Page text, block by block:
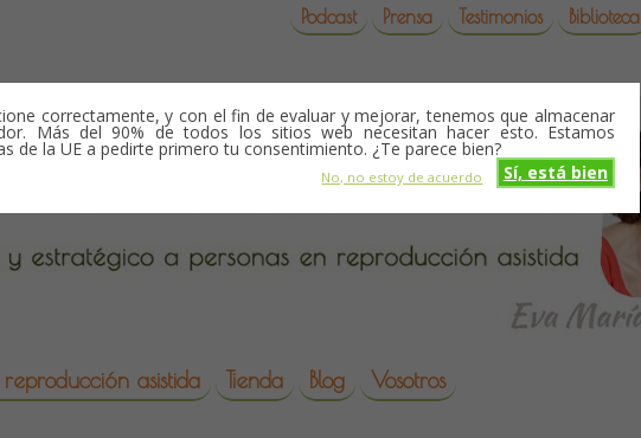
correctamente, y con el fin de evaluar y mejorar, tenemos que almacenar
Más del 90% de todos los sitios web necesitan hacer esto. Estamos
de la UE a pedirte primero tu consentimiento. ¿Te parece bien?
Sí, está bien
No, no estoy de acuerdo
Podcast Prensa Testimonios Biblioteca
asistida Tienda Blog Vosotros